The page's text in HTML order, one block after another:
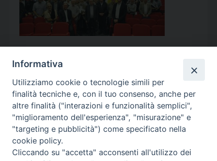
Calendario Appuntamenti
<< Ago 2026 >>
l m m g v s
d
27
28
Informativa
Utilizziamo cookie o tecnologie simili per
finalità tecniche e, con il tuo consenso, anche per
altre finalità ("interazioni e funzionalità semplici",
"miglioramento dell'esperienza", "misurazione" e
"targeting e pubblicità") come specificato nella
cookie policy.
Cliccando su "accetta" acconsenti all'utilizzo dei